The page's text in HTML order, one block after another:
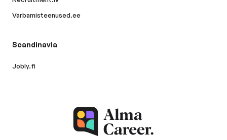
Varbamisteenused.ee
Scandinavia
Jobly.fi